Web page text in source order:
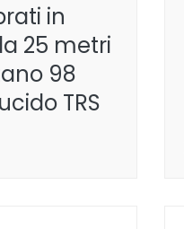
in
25 metri
98
TRS